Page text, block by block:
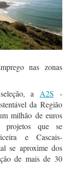
nas zonas
a A2S -
da Região
milhão de euros
que se
e Cascais-
se aproxime dos
de mais de 30